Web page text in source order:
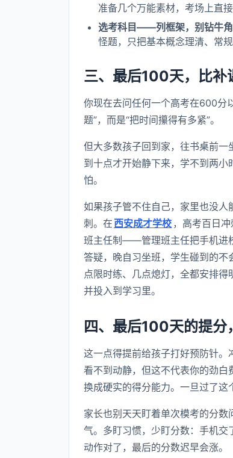
准备几个万能素材，考场上直接
选考科目——列框架，别钻牛
怪题，只把基本概念理清、常
三、最后100天，比补
你现在去问任何一个高考在600分
题”，而是“把时间攥得有多紧”。
但大多数孩子回到家，往书桌前
到十点才开始静下来，学不到两
怕。
如果孩子管不住自己，家里也没
刺。在 西安成才学校 ，高考百日
班主任制——管理班主任把手机进
答疑，晚自习坐班，学生碰到的
点限时练、几点熄灯，全都安排
并投入到学习里。
四、最后100天的提
这一点得提前给孩子打好预防针
看不到动静，但这不代表你的劲
换成硬实的得分能力。一旦过了这
家长也别天天盯着单次模考的分数
气。多盯习惯，少盯分数：手机
动作对了，最后的分数迟早会涨。